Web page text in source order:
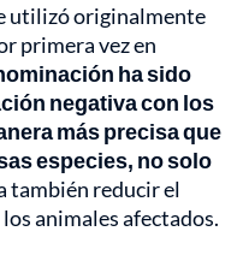
utilizó originalmente
primera vez en
ha sido
negativa con los
más precisa que
especies, no solo
también reducir el
animales afectados.